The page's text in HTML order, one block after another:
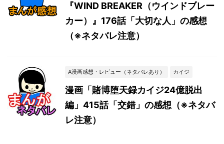
『WIND BREAKER（ウインドブレー
カー）』176話「大切な人」の感想
（※ネタバレ注意）
A漫画感想・レビュー（ネタバレあり） カイジ
漫画「賭博堕天録カイジ24億脱出
編」415話「交錯」の感想（※ネタバ
レ注意）